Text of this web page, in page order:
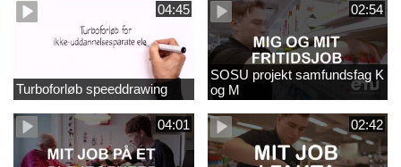
04:45
Turboforløb speeddrawing
02:54
SOSU projekt samfundsfag K
og M
04:01 02:42